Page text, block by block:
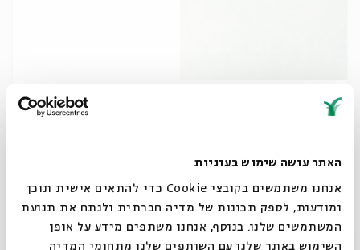
האתר עושה שימוש בעוגיות
אנחנו משתמשים בקובצי Cookie כדי להתאים אישית תוכן
ומודעות, לספק תכונות של מדיה חברתית ולנתח את תנועת
המשתמשים שלנו. בנוסף, אנחנו משתפים מידע על אופן
השימוש באתר שלנו עם השותפים שלנו מתחומי המדיה
מפורמליזם לערכים?
ד' | 17:30
סגור